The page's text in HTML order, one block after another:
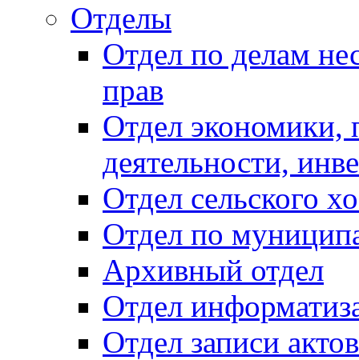
Отделы
Отдел по делам
прав
Отдел экономики,
деятельности,
Отдел сельского
Отдел по
Архивный отдел
Отдел
Отдел записи